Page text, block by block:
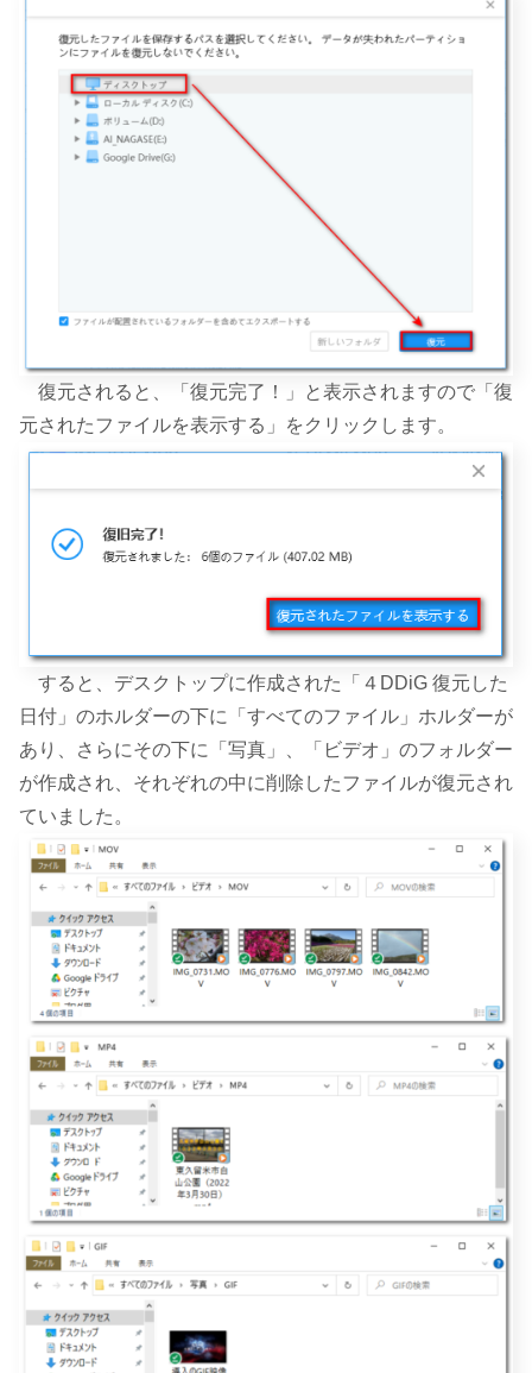
復元されると、「復元完了！」と表示されますので「復
元されたファイルを表示する」をクリックします。
すると、デスクトップに作成された「４DDiG 復元した
日付」のホルダーの下に「すべてのファイル」ホルダーが
あり、さらにその下に「写真」、「ビデオ」のフォルダー
が作成され、それぞれの中に削除したファイルが復元され
ていました。